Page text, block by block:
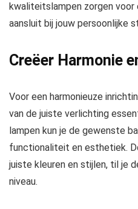
kwaliteitslampen zorgen voor
aansluit bij jouw persoonlijke
Creëer Harmonie
Voor een harmonieuze
van de juiste verlichting
lampen kun je de gewenste
functionaliteit en esthetiek.
juiste kleuren en stijlen, til je
niveau.